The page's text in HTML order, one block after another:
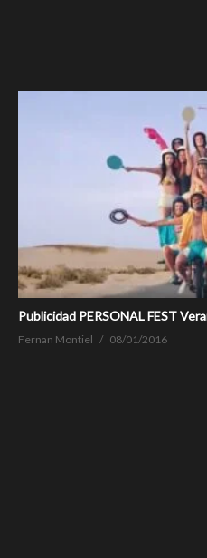
Publicidad PERSONAL FEST
Fernan Montiel 08/01/2016